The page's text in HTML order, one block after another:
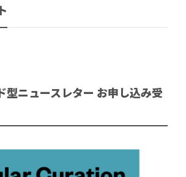
型ニュースレター お申し込み受